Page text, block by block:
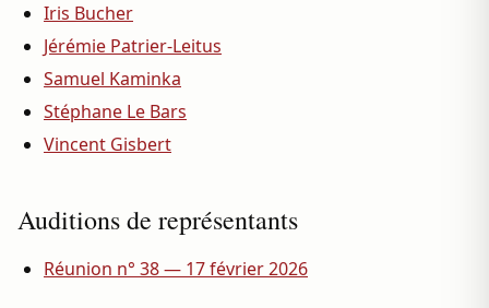
Iris Bucher
Jérémie Patrier-Leitus
Samuel Kaminka
Stéphane Le Bars
Vincent Gisbert
Auditions de représentants
Réunion n° 38 — 17 février 2026